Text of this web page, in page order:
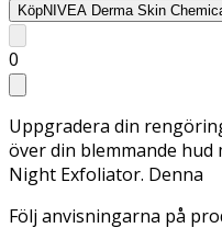
KöpNIVEA Derma Skin
0
Uppgradera din
över din blemmande hud
Night Exfoliator. Denna
Följ anvisningarna på